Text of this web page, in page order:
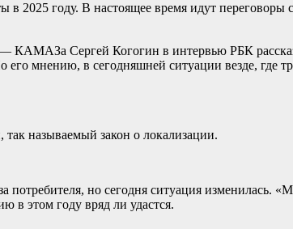
2025 году. В настоящее время идут
КАМАЗа Сергей Когогин в интервью РБК
мнению, в сегодняшней ситуации везде, где
так называемый закон о локализации.
но сегодня ситуация изменилась.
в этом году вряд ли удастся.